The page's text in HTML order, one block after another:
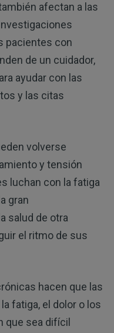
afectan a las
pacientes con
de un cuidador,
ayudar con las
y las citas
volverse
y tensión
luchan con la fatiga
gran
salud de otra
el ritmo de sus
hacen que las
fatiga, el dolor o los
que sea difícil